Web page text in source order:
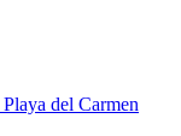
del Carmen